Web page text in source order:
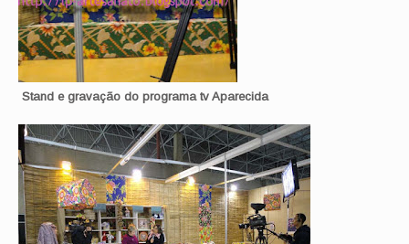
Stand e gravação do programa tv Aparecida